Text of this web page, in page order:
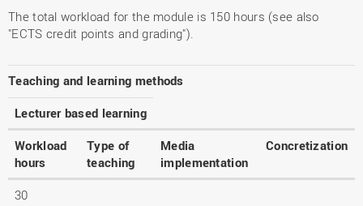
The total workload for the module is 150 hours (see also
"ECTS credit points and grading").
Teaching and learning methods
Lecturer based learning
Workload
hours
Type of
teaching
Media
implementation
Concretization
30